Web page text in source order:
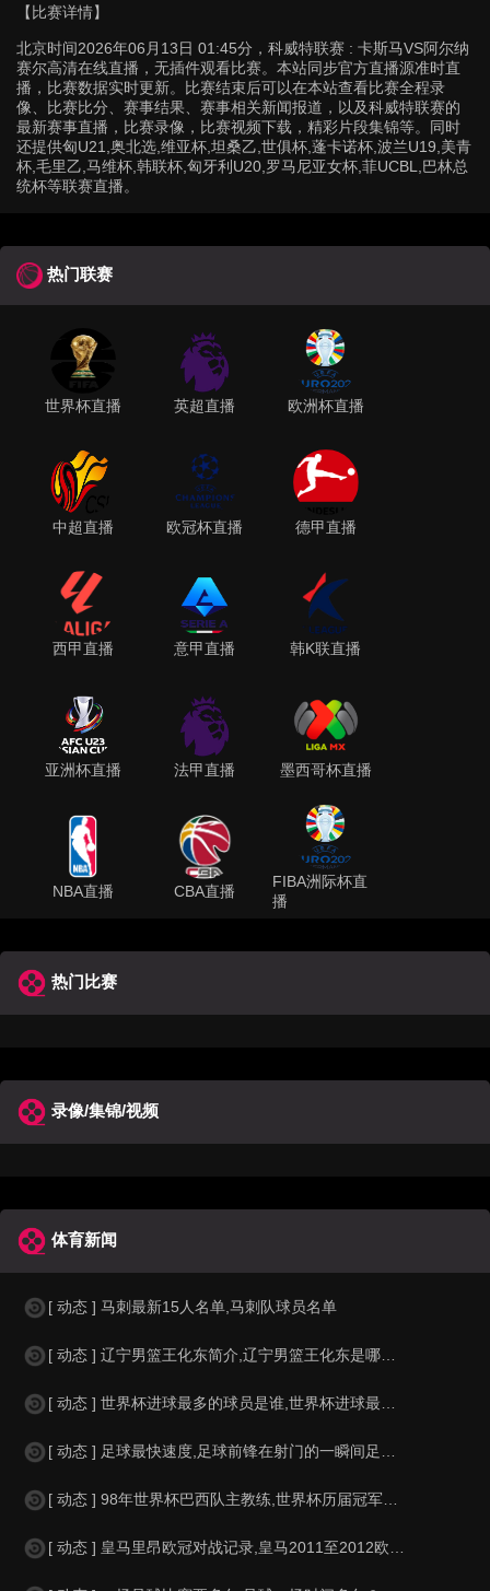
【比赛详情】
北京时间2026年06月13日 01:45分，科威特联赛 : 卡斯马VS阿尔纳
赛尔高清在线直播，无插件观看比赛。本站同步官方直播源准时直
播，比赛数据实时更新。比赛结束后可以在本站查看比赛全程录
像、比赛比分、赛事结果、赛事相关新闻报道，以及科威特联赛的
最新赛事直播，比赛录像，比赛视频下载，精彩片段集锦等。同时
还提供匈U21,奥北选,维亚杯,坦桑乙,世俱杯,蓬卡诺杯,波兰U19,美青
杯,毛里乙,马维杯,韩联杯,匈牙利U20,罗马尼亚女杯,菲UCBL,巴林总
统杯等联赛直播。
热门联赛
世界杯直播 英超直播 欧洲杯直播
中超直播 欧冠杯直播 德甲直播
西甲直播 意甲直播 韩K联直播
亚洲杯直播 法甲直播 墨西哥杯直播
NBA直播 CBA直播
FIBA洲际杯直
播
热门比赛
录像/集锦/视频
体育新闻
[ 动态 ] 马刺最新15人名单,马刺队球员名单
[ 动态 ] 辽宁男篮王化东简介,辽宁男篮王化东是哪里人？
[ 动态 ] 世界杯进球最多的球员是谁,世界杯进球最多的球员是谁？
[ 动态 ] 足球最快速度,足球前锋在射门的一瞬间足球的速度有多快？？
[ 动态 ] 98年世界杯巴西队主教练,世界杯历届冠军球队教练
[ 动态 ] 皇马里昂欧冠对战记录,皇马2011至2012欧冠赛程&nbs